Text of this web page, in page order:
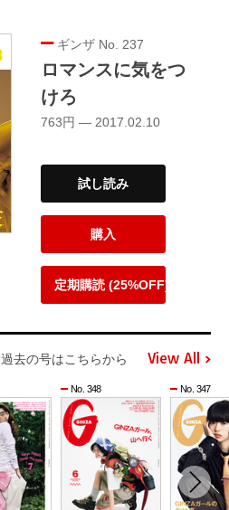
ギンザ No. 237
ロマンスに気をつ
けろ
763円 — 2017.02.10
試し読み
購入
定期購読 (25%OFF)
過去の号はこちらから View All
No. 348 No. 347